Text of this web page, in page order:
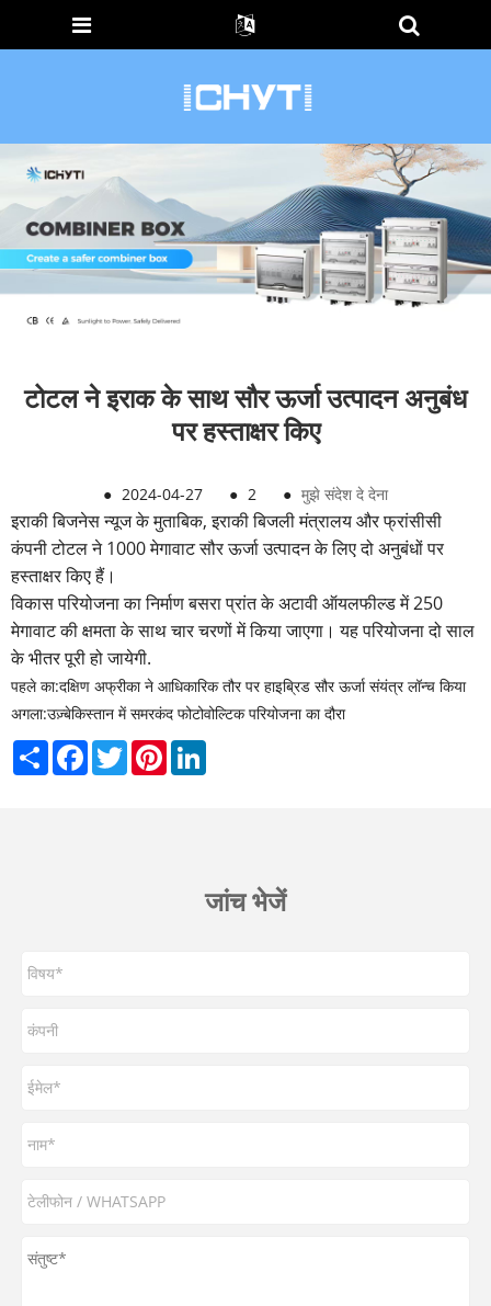
टोटल ने इराक के साथ सौर ऊर्जा उत्पादन अनुबंध
पर हस्ताक्षर किए
● 2024-04-27 ● 2 ● मुझे संदेश दे देना
इराकी बिजनेस न्यूज के मुताबिक, इराकी बिजली मंत्रालय और फ्रांसीसी
कंपनी टोटल ने 1000 मेगावाट सौर ऊर्जा उत्पादन के लिए दो अनुबंधों पर
हस्ताक्षर किए हैं।
विकास परियोजना का निर्माण बसरा प्रांत के अटावी ऑयलफील्ड में 250
मेगावाट की क्षमता के साथ चार चरणों में किया जाएगा। यह परियोजना दो साल
के भीतर पूरी हो जायेगी.
पहले का:दक्षिण अफ्रीका ने आधिकारिक तौर पर हाइब्रिड सौर ऊर्जा संयंत्र लॉन्च किया
अगला:उज़्बेकिस्तान में समरकंद फोटोवोल्टिक परियोजना का दौरा
Share FacebookTwitterPinterest
जांच भेजें